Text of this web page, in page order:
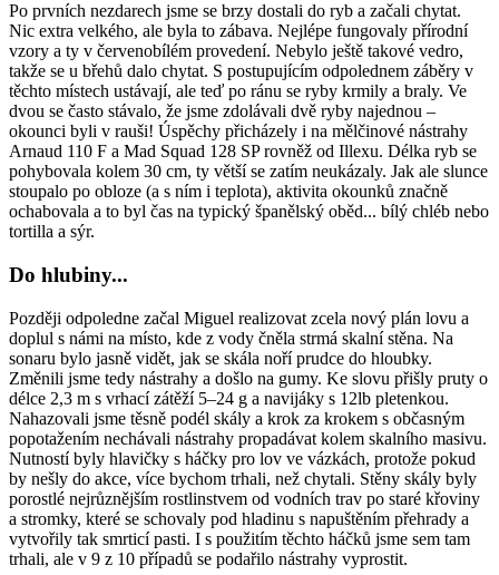
Po prvních nezdarech jsme se brzy dostali do ryb a začali chytat.
Nic extra velkého, ale byla to zábava. Nejlépe fungovaly přírodní
vzory a ty v červenobílém provedení. Nebylo ještě takové vedro,
takže se u břehů dalo chytat. S postupujícím odpolednem záběry v
těchto místech ustávají, ale teď po ránu se ryby krmily a braly. Ve
dvou se často stávalo, že jsme zdolávali dvě ryby najednou –
okounci byli v rauši! Úspěchy přicházely i na mělčinové nástrahy
Arnaud 110 F a Mad Squad 128 SP rovněž od Illexu. Délka ryb se
pohybovala kolem 30 cm, ty větší se zatím neukázaly. Jak ale slunce
stoupalo po obloze (a s ním i teplota), aktivita okounků značně
ochabovala a to byl čas na typický španělský oběd... bílý chléb nebo
tortilla a sýr.
Do hlubiny...
Později odpoledne začal Miguel realizovat zcela nový plán lovu a
doplul s námi na místo, kde z vody čněla strmá skalní stěna. Na
sonaru bylo jasně vidět, jak se skála noří prudce do hloubky.
Změnili jsme tedy nástrahy a došlo na gumy. Ke slovu přišly pruty o
délce 2,3 m s vrhací zátěží 5–24 g a navijáky s 12lb pletenkou.
Nahazovali jsme těsně podél skály a krok za krokem s občasným
popotažením nechávali nástrahy propadávat kolem skalního masivu.
Nutností byly hlavičky s háčky pro lov ve vázkách, protože pokud
by nešly do akce, více bychom trhali, než chytali. Stěny skály byly
porostlé nejrůznějším rostlinstvem od vodních trav po staré křoviny
a stromky, které se schovaly pod hladinu s napuštěním přehrady a
vytvořily tak smrticí pasti. I s použitím těchto háčků jsme sem tam
trhali, ale v 9 z 10 případů se podařilo nástrahy vyprostit.